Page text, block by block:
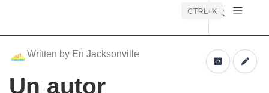
CTRL+K
Written by En Jacksonville
Un autor